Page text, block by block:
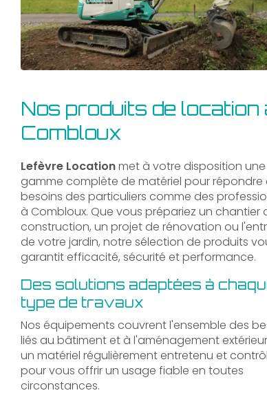
Nos produits de location
Combloux
Lefèvre Locationmet à votre disposition une
gamme complète de matériel pour répondre
besoins des particuliers comme des
à Combloux. Que vous prépariez un chantier
construction, un projet de rénovation ou
de votre jardin, notre sélection de produits
garantit efficacité, sécurité et performance.
Des solutions adaptées à
type de travaux
Nos équipements couvrent l'ensemble des
liés au bâtiment et à l'aménagement
un matériel régulièrement entretenu et
pour vous offrir un usage fiable en toutes
circonstances.